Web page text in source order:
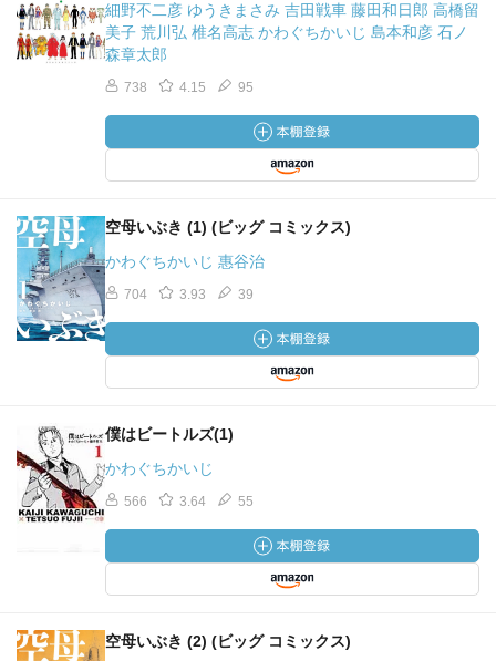
細野不二彦 ゆうきまさみ 吉田戦車 藤田和日郎 高橋留
美子 荒川弘 椎名高志 かわぐちかいじ 島本和彦 石ノ
森章太郎
738 4.15 95
空母いぶき (1) (ビッグ コミックス)
かわぐちかいじ 惠谷治
704 3.93 39
僕はビートルズ(1)
かわぐちかいじ
566 3.64 55
空母いぶき (2) (ビッグ コミックス)